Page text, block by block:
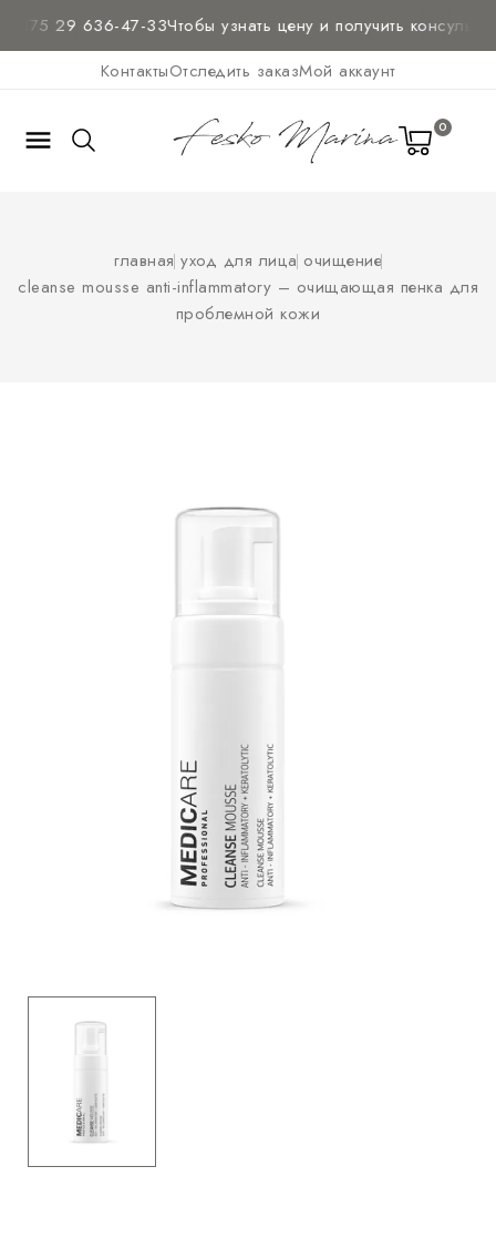
29 636-47-33Чтобы узнать цену иполучить
КонтактыОтследить заказМой аккаунт
 0
главная уход для лица очищение
cleanse mousse anti-inflammatory – очищающая пенка для
проблемной кожи